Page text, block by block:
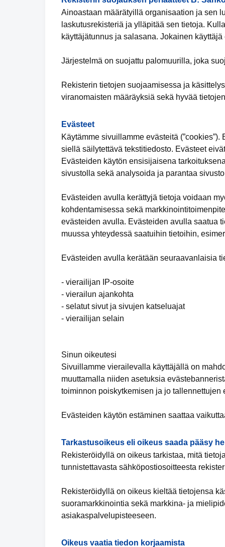
Ainoastaan määrätyillä organisaation ja sen
laskutusrekisteriä ja ylläpitää sen tietoja.
käyttäjätunnus ja salasana. Jokainen
Järjestelmä on suojattu palomuurilla, joka
Rekisterin tietojen suojaamisessa ja
viranomaisten määräyksiä sekä hyvää
Evästeet
Käytämme sivuillamme evästeitä
siellä säilytettävä tekstitiedosto. Evästeet
Evästeiden käytön ensisijaisena
sivustolla sekä analysoida ja parantaa
Evästeiden avulla kerättyjä tietoja voidaan
kohdentamisessa sekä
evästeiden avulla. Evästeiden avulla saatua
muussa yhteydessä saatuihin tietoihin,
Evästeiden avulla kerätään seuraavanlaisia
- vierailijan IP-osoite
- vierailun ajankohta
- selatut sivut ja sivujen katseluajat
- vierailijan selain
Sinun oikeutesi
Sivuillamme vierailevalla käyttäjällä on
muuttamalla niiden asetuksia
toiminnon poiskytkemisen ja jo tallennettujen
Evästeiden käytön estäminen saattaa
Tarkastusoikeus eli oikeus saada pääsy
Rekisteröidyllä on oikeus tarkistaa, mitä
tunnistettavasta sähköpostiosoitteesta
Rekisteröidyllä on oikeus kieltää tietojensa
suoramarkkinointia sekä markkina- ja
asiakaspalvelupisteeseen.
Oikeus vaatia tiedon korjaamista